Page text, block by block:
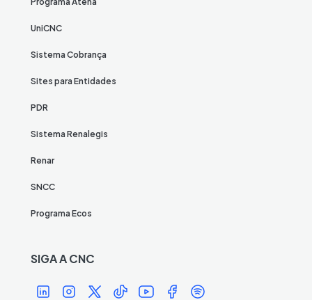
UniCNC
Sistema Cobrança
Sites para Entidades
PDR
Sistema Renalegis
Renar
SNCC
Programa Ecos
SIGA A CNC
Í Í Í Í Í Í Í